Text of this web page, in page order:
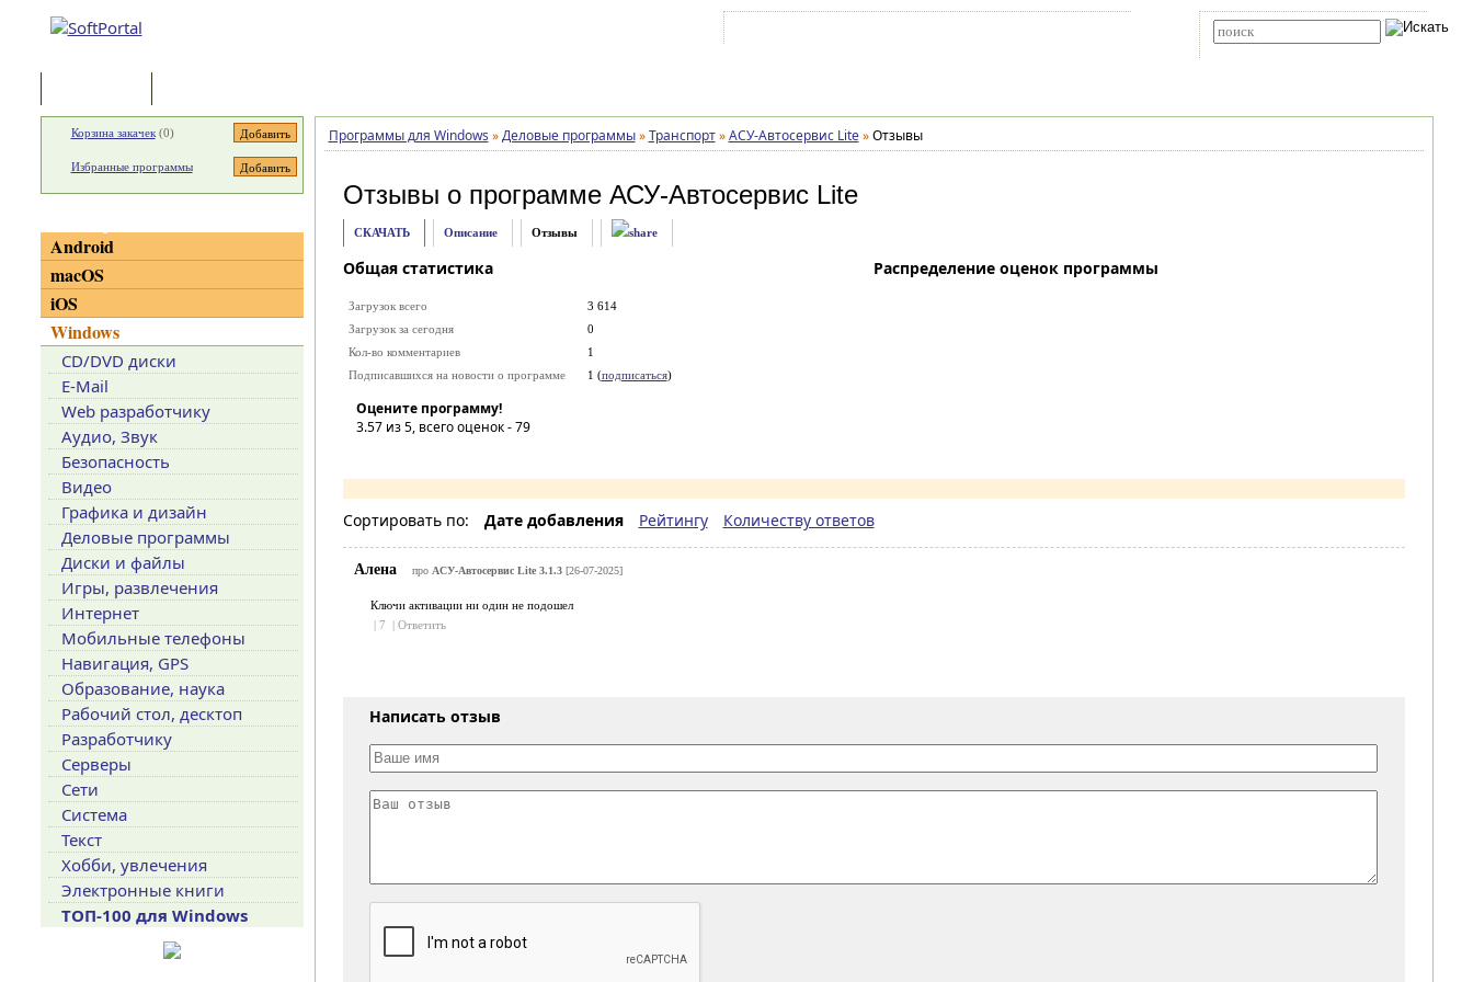
Программы для Windows » Деловые программы » Транспорт » АСУ-Автосервис Lite » Отзывы
Отзывы о программе АСУ-Автосервис Lite
СКАЧАТЬ Описание Отзывы
Общая статистика
Загрузок всего
3 614
Загрузок за сегодня
0
Кол-во комментариев
1
Подписавшихся на новости о программе
1 (подписаться)
Оцените программу!
3.57из 5, всего оценок -79
Распределение оценок программы
Сортировать по: Дате добавления Рейтингу Количеству ответов
Алена про АСУ-Автосервис Lite 3.1.3[26-07-2025]
Ключи активации ни один не подошел
| 7 | Ответить
Написать отзыв
Корзина закачек(0)
Избранные программы
Android
macOS
iOS
Windows
CD/DVD диски
E-Mail
Web разработчику
Аудио, Звук
Безопасность
Видео
Графика и дизайн
Деловые программы
Диски и файлы
Игры, развлечения
Интернет
Мобильные телефоны
Навигация, GPS
Образование, наука
Рабочий стол, десктоп
Разработчику
Серверы
Сети
Система
Текст
Хобби, увлечения
Электронные книги
ТОП-100 для Windows